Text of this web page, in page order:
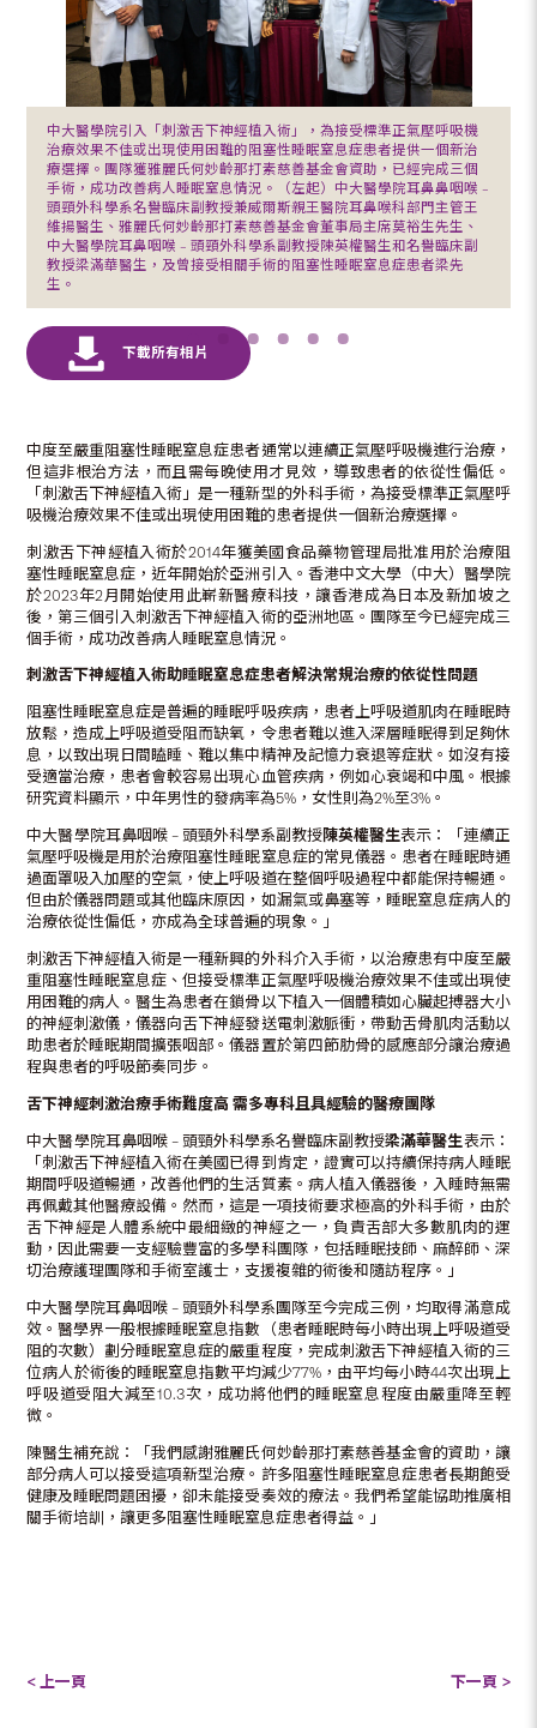
中大醫學院引入「刺激舌下神經植入術」，為接受標準正氣壓呼吸機
治療效果不佳或出現使用困難的阻塞性睡眠窒息症患者提供一個新治
療選擇。團隊獲雅麗氏何妙齡那打素慈善基金會資助，已經完成三個
手術，成功改善病人睡眠窒息情況。（左起）中大醫學院耳鼻鼻咽喉 –
頭頸外科學系名譽臨床副教授兼威爾斯親王醫院耳鼻喉科部門主管王
維揚醫生、雅麗氏何妙齡那打素慈善基金會董事局主席莫裕生先生、
中大醫學院耳鼻咽喉 – 頭頸外科學系副教授陳英權醫生和名譽臨床副
教授梁滿華醫生，及曾接受相關手術的阻塞性睡眠窒息症患者梁先
生。
中度至嚴重阻塞性睡眠窒息症患者通常以連續正氣壓呼吸機進行治療，
但這非根治方法，而且需每晚使用才見效，導致患者的依從性偏低。
「刺激舌下神經植入術」是一種新型的外科手術，為接受標準正氣壓呼
吸機治療效果不佳或出現使用困難的患者提供一個新治療選擇。
刺激舌下神經植入術於2014年獲美國食品藥物管理局批准用於治療阻
塞性睡眠窒息症，近年開始於亞洲引入。香港中文大學（中大）醫學院
於2023年2月開始使用此嶄新醫療科技，讓香港成為日本及新加坡之
後，第三個引入刺激舌下神經植入術的亞洲地區。團隊至今已經完成三
個手術，成功改善病人睡眠窒息情況。
刺激舌下神經植入術助睡眠窒息症患者解決常規治療的依從性問題
阻塞性睡眠窒息症是普遍的睡眠呼吸疾病，患者上呼吸道肌肉在睡眠時
放鬆，造成上呼吸道受阻而缺氧，令患者難以進入深層睡眠得到足夠休
息，以致出現日間瞌睡、難以集中精神及記憶力衰退等症狀。如沒有接
受適當治療，患者會較容易出現心血管疾病，例如心衰竭和中風。根據
研究資料顯示，中年男性的發病率為5%，女性則為2%至3%。
中大醫學院耳鼻咽喉 – 頭頸外科學系副教授陳英權醫生表示：「連續正
氣壓呼吸機是用於治療阻塞性睡眠窒息症的常見儀器。患者在睡眠時通
過面罩吸入加壓的空氣，使上呼吸道在整個呼吸過程中都能保持暢通。
但由於儀器問題或其他臨床原因，如漏氣或鼻塞等，睡眠窒息症病人的
治療依從性偏低，亦成為全球普遍的現象。」
刺激舌下神經植入術是一種新興的外科介入手術，以治療患有中度至嚴
重阻塞性睡眠窒息症、但接受標準正氣壓呼吸機治療效果不佳或出現使
用困難的病人。醫生為患者在鎖骨以下植入一個體積如心臟起搏器大小
的神經刺激儀，儀器向舌下神經發送電刺激脈衝，帶動舌骨肌肉活動以
助患者於睡眠期間擴張咽部。儀器置於第四節肋骨的感應部分讓治療過
程與患者的呼吸節奏同步。
舌下神經刺激治療手術難度高 需多專科且具經驗的醫療團隊
中大醫學院耳鼻咽喉 – 頭頸外科學系名譽臨床副教授梁滿華醫生表示：
「刺激舌下神經植入術在美國已得到肯定，證實可以持續保持病人睡眠
期間呼吸道暢通，改善他們的生活質素。病人植入儀器後，入睡時無需
再佩戴其他醫療設備。然而，這是一項技術要求極高的外科手術，由於
舌下神經是人體系統中最細緻的神經之一，負責舌部大多數肌肉的運
動，因此需要一支經驗豐富的多學科團隊，包括睡眠技師、麻醉師、深
切治療護理團隊和手術室護士，支援複雜的術後和隨訪程序。」
中大醫學院耳鼻咽喉 – 頭頸外科學系團隊至今完成三例，均取得滿意成
效。醫學界一般根據睡眠窒息指數（患者睡眠時每小時出現上呼吸道受
阻的次數）劃分睡眠窒息症的嚴重程度，完成刺激舌下神經植入術的三
位病人於術後的睡眠窒息指數平均減少77%，由平均每小時44次出現上
呼吸道受阻大減至10.3次，成功將他們的睡眠窒息程度由嚴重降至輕
微。
陳醫生補充說：「我們感謝雅麗氏何妙齡那打素慈善基金會的資助，讓
部分病人可以接受這項新型治療。許多阻塞性睡眠窒息症患者長期飽受
健康及睡眠問題困擾，卻未能接受奏效的療法。我們希望能協助推廣相
關手術培訓，讓更多阻塞性睡眠窒息症患者得益。」
< 上一頁 下一頁 >